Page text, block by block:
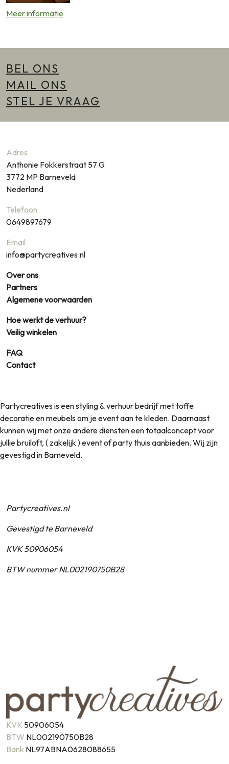
Meer informatie
BEL ONS
MAIL ONS
STEL JE VRAAG
Adres
Anthonie Fokkerstraat 57 G
3772 MP Barneveld
Nederland
Telefoon
0649897679
Email
info@partycreatives.nl
Over ons
Partners
Algemene voorwaarden
Hoe werkt de verhuur?
Veilig winkelen
FAQ
Contact
Partycreatives is een styling & verhuur bedrijf met toffe
decoratie en meubels om je event aan te kleden. Daarnaast
kunnen wij met onze andere diensten een totaalconcept voor
jullie bruiloft, ( zakelijk ) event of party thuis aanbieden. Wij zijn
gevestigd in Barneveld.
Partycreatives.nl
Gevestigd te Barneveld
KVK 50906054
BTW nummer NL002190750B28
KVK 50906054
BTW NL002190750B28
Bank NL97ABNA0628088655